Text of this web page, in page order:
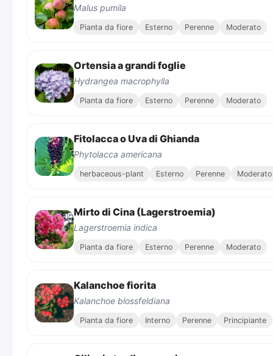
Malus pumila
Pianta da fiore Esterno Perenne Moderato
Ortensia a grandi foglie
Hydrangea macrophylla
Pianta da fiore Esterno Perenne Moderato
Fitolacca o Uva di Ghianda
Phytolacca americana
herbaceous-plant Esterno Perenne Moderato
Mirto di Cina (Lagerstroemia)
Lagerstroemia indica
Pianta da fiore Esterno Perenne Moderato
Kalanchoe fiorita
Kalanchoe blossfeldiana
Pianta da fiore Interno Perenne Principiante